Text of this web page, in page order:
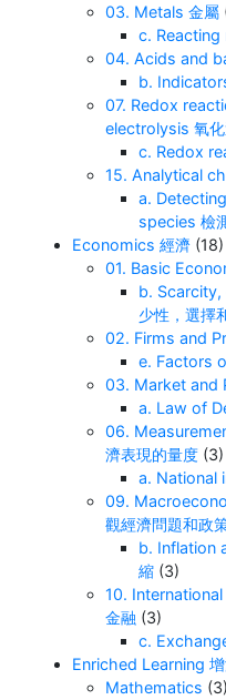
03. Metals 金屬
c. Reacting
04. Acids and
b.
07. Redox
electrolysis 氧化
c. Redox
15. Analytical
a.
species 檢
Economics 經濟 (18)
01. Basic
b.
少性，選擇
02. Firms and
e. Factors
03. Market and
a. Law of
06.
濟表現的量度 (3)
a. National
09.
觀經濟問題和政
b. Inflation
縮 (3)
10. International
金融 (3)
c.
Enriched Learning
Mathematics (3)